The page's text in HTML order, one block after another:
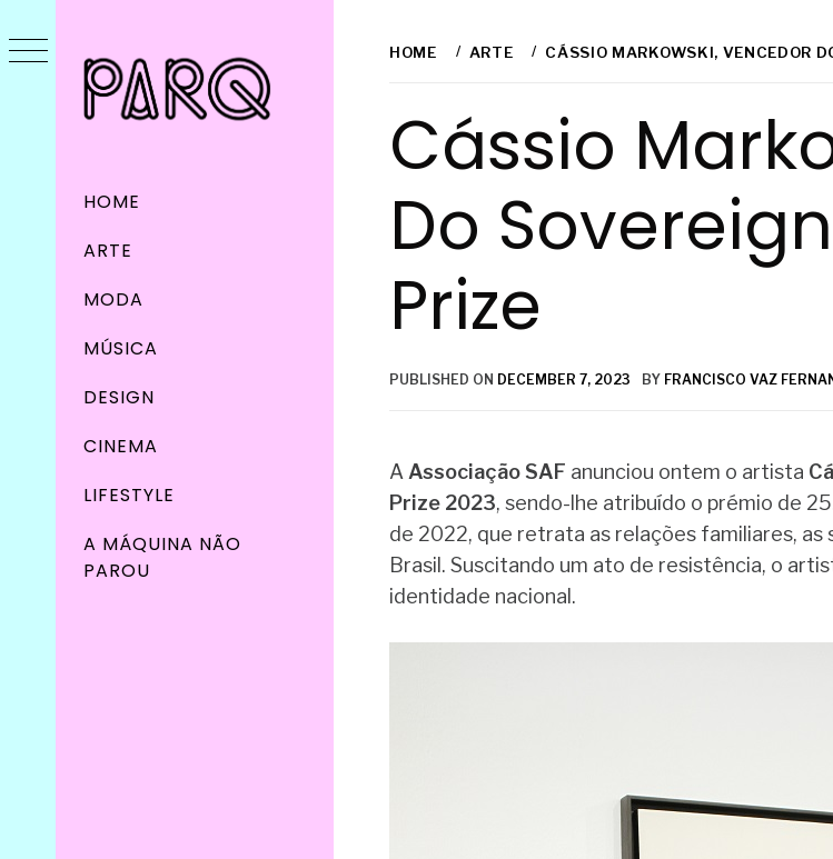
MenuHOME
ARTE
MODA
MÚSICA
DESIGN
CINEMA
LIFESTYLE
A MÁQUINA NÃO
PAROU
to
HOME ARTE CÁSSIO MARKOWSKI, VENCEDOR
Cássio
Do
Prize
PUBLISHED ON DECEMBER 7, 2023 BY FRANCISCO VAZ
A Associação SAF anunciou ontem o artista
Prize 2023, sendo-lhe atribuído o prémio de
de 2022, que retrata as relações familiares,
Brasil. Suscitando um ato de resistência, o
identidade nacional.